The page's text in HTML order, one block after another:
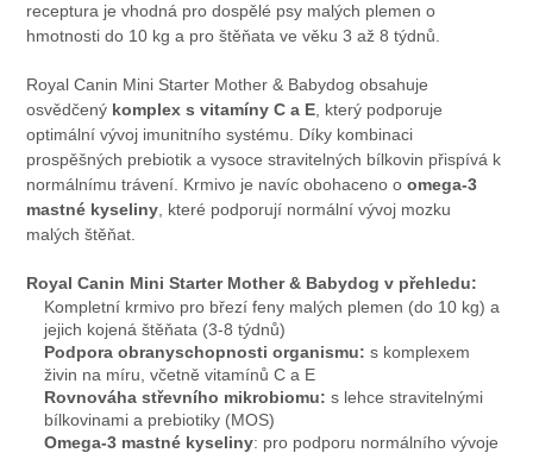
receptura je vhodná pro dospělé psy malých plemen o
hmotnosti do 10 kg a pro štěňata ve věku 3 až 8 týdnů.
Royal Canin Mini Starter Mother & Babydog obsahuje
osvědčený komplex s vitamíny C a E , který podporuje
optimální vývoj imunitního systému. Díky kombinaci
prospěšných prebiotik a vysoce stravitelných bílkovin přispívá k
normálnímu trávení. Krmivo je navíc obohaceno o omega-3
mastné kyseliny , které podporují normální vývoj mozku
malých štěňat.
Royal Canin Mini Starter Mother & Babydog v přehledu:
Kompletní krmivo pro březí feny malých plemen (do 10 kg) a
jejich kojená štěňata (3-8 týdnů)
Podpora obranyschopnosti organismu: s komplexem
živin na míru, včetně vitamínů C a E
Rovnováha střevního mikrobiomu: s lehce stravitelnými
bílkovinami a prebiotiky (MOS)
Omega-3 mastné kyseliny: pro podporu normálního vývoje